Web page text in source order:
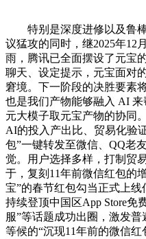
特别是深度进修以及鲁棒
议猛攻的同时，继2025年12
雨，腾讯已全面摆设了元宝
聊天、设定提示，元宝面对
窘境。下一阶段的决胜要素
也是我们产物能够融入 AI
元大模子取元宝产物的协同
AI的投入产出比、贸易化验
包”一键转发至微信、QQ老
觉。用户选择多样，打制贸
于，复刻11年前微信红包的
宝”的春节红包勾当正式上
持续登顶中国区App Store免
服”等话题成功出圈，激发
等候的“沉现11年前的微信红